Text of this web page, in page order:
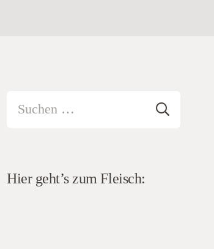
nach:
Hier geht’s zum Fleisch: